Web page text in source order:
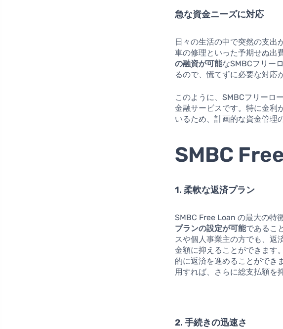
急な資金ニーズに対応
日々の生活の中で突然の支出
車の修理といった予期せぬ出
の融資が可能なSMBCフリー
るので、慌てずに必要な対応
このように、SMBCフリーロ
金融サービスです。特に金利
いるため、計画的な資金管理
SMBC
1. 柔軟な返済プラン
SMBC Free Loan の最大の特
プランの設定が可能であるこ
スや個人事業主の方でも、返
金額に抑えることができます
的に返済を進めることができ
用すれば、さらに総支払額を
2. 手続きの迅速さ